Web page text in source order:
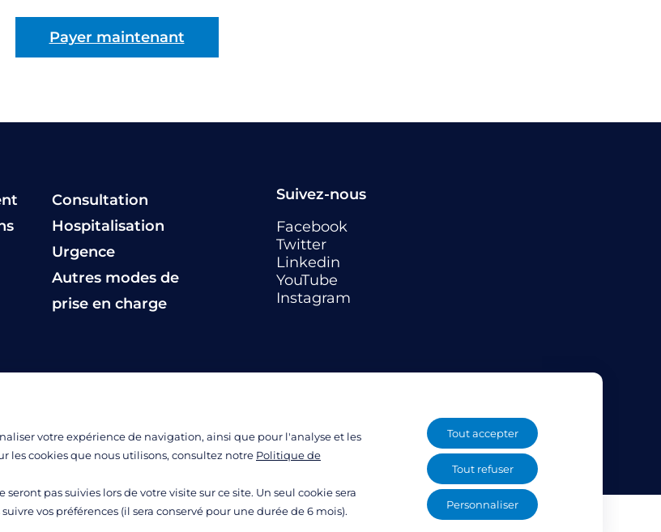
Payer maintenant
Consultation
Hospitalisation
Urgence
Autres modes de
prise en charge
Suivez-nous
Facebook
Twitter
Linkedin
YouTube
Instagram
votre expérience de navigation, ainsi que pour l'analyse et les
les cookies que nous utilisons, consultez notre Politique de
pas suivies lors de votre visite sur ce site. Un seul cookie sera
vos préférences (il sera conservé pour une durée de 6 mois).
Tout accepter
Tout refuser
Personnaliser